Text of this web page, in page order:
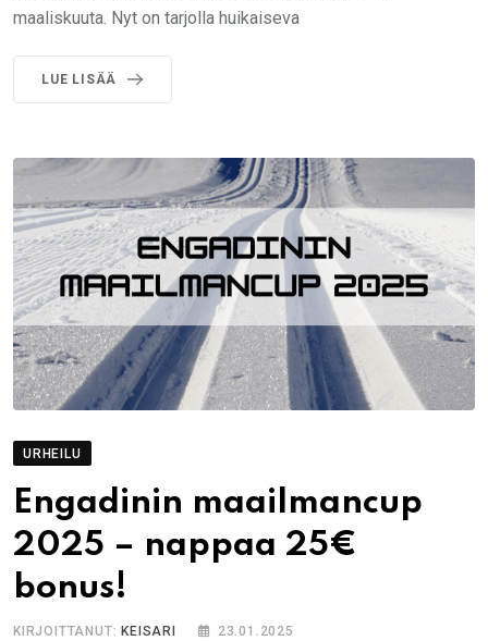
maaliskuuta. Nyt on tarjolla huikaiseva
LUE LISÄÄ
URHEILU
Engadinin maailmancup
2025 – nappaa 25€
bonus!
KIRJOITTANUT: KEISARI 23.01.2025